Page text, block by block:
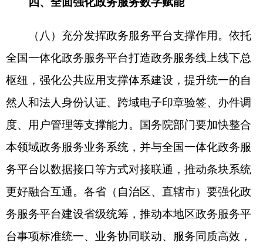
数据，加强全流程安全管理，加大对涉及商业秘
密、个人信息等数据的保护力度。
（十）持续加强新技术全流程应用。按照成熟
稳定、适度超前的原则，创新开展大数据、区块
链、人工智能等新技术应用，推动政务服务由人力
析型转变。推动新技术在办事服务具体场景中的应
用，优化重构申请条件、申报方式、受理模式、审
核程序、发证方式、管理架构，完善智能预填、智
能预审等服务功能。探索应用自然语言大模型等技
术，提升线上智能客服的意图识别和精准回答能
更好引导企业和群众高效便利办事。